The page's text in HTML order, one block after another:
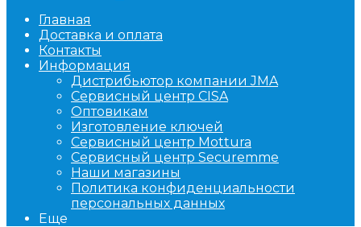
Главная
Доставка и оплата
Контакты
Информация
Дистрибьютор компании JMA
Сервисный центр CISA
Оптовикам
Изготовление ключей
Сервисный центр Mottura
Сервисный центр Securemme
Наши магазины
Политика конфиденциальности
персональных данных
Еще